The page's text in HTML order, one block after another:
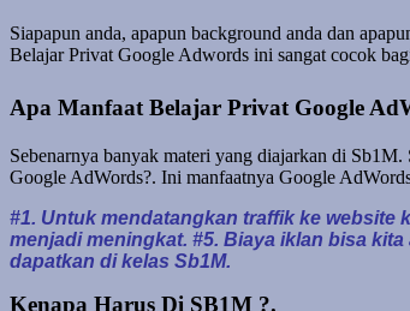
Siapapun anda, apapun background anda dan
Belajar Privat Google Adwords ini sangat cocok
Apa Manfaat Belajar Privat Google
Sebenarnya banyak materi yang diajarkan di
Google AdWords?. Ini manfaatnya Google
#1. Untuk mendatangkan traffik ke website
menjadi meningkat. #5. Biaya iklan bisa
dapatkan di kelas Sb1M.
Kenapa Harus Di SB1M ?.